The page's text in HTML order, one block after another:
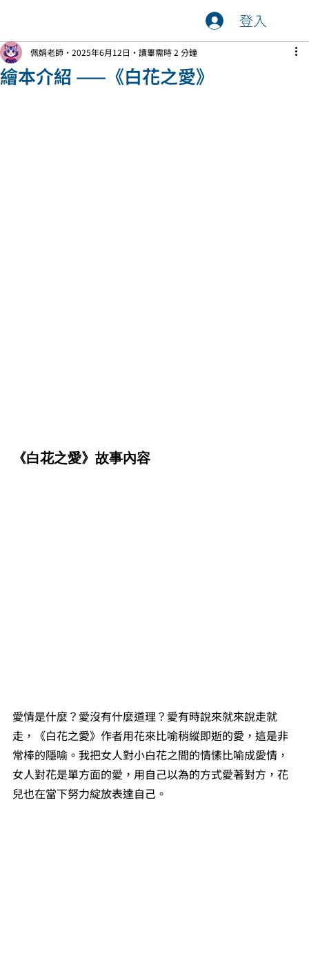
登入
繪本介紹 ——《白花之愛》
佩娟老師 2025年6月12日 讀畢需時 2 分鐘
《白花之愛》故事內容
愛情是什麼？愛沒有什麼道理？愛有時說來就來說走就
走，《白花之愛》作者用花來比喻稍縱即逝的愛，這是非
常棒的隱喻。我把女人對小白花之間的情愫比喻成愛情，
女人對花是單方面的愛，用自己以為的方式愛著對方，花
兒也在當下努力綻放表達自己。